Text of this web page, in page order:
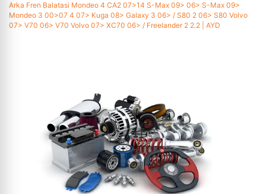
Arka Fren Balatasi Mondeo 4 CA2 07>14 S-Max 09> 06> S-Max 09>
Mondeo 3 00>07 4 07> Kuga 08> Galaxy 3 06> / S80 2 06> S80 Volvo
07> V70 06> V70 Volvo 07> XC70 06> / Freelander 2 2.2 | AYD